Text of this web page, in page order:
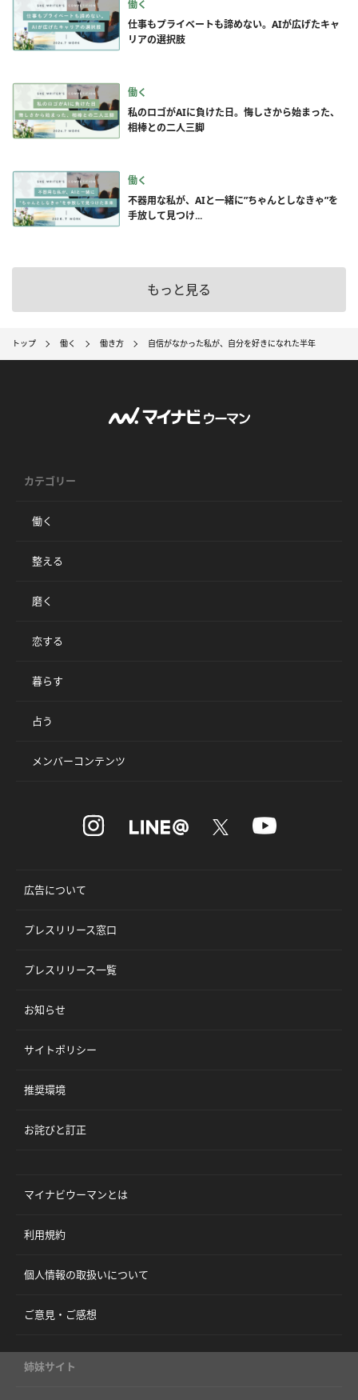
働く
仕事もプライベートも諦めない。AIが広げたキャ
リアの選択肢
働く
私のロゴがAIに負けた日。悔しさから始まった、
相棒との二人三脚
働く
不器用な私が、AIと一緒に”ちゃんとしなきゃ”を
手放して見つけ...
もっと見る
トップ 働く 働き方 自信がなかった私が、自分を好きになれた半年
カテゴリー
働く
整える
磨く
恋する
暮らす
占う
メンバーコンテンツ
広告について
プレスリリース窓口
プレスリリース一覧
お知らせ
サイトポリシー
推奨環境
お詫びと訂正
マイナビウーマンとは
利用規約
個人情報の取扱いについて
ご意見・ご感想
姉妹サイト